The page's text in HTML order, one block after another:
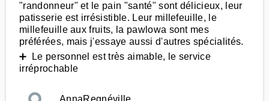
"randonneur" et le pain "santé" sont délicieux, leur
patisserie est irrésistible. Leur millefeuille, le
millefeuille aux fruits, la pawlowa sont mes
préférées, mais j'essaye aussi d'autres spécialités.
➕ Le personnel est très aimable, le service
irréprochable
AnnaRegnéville